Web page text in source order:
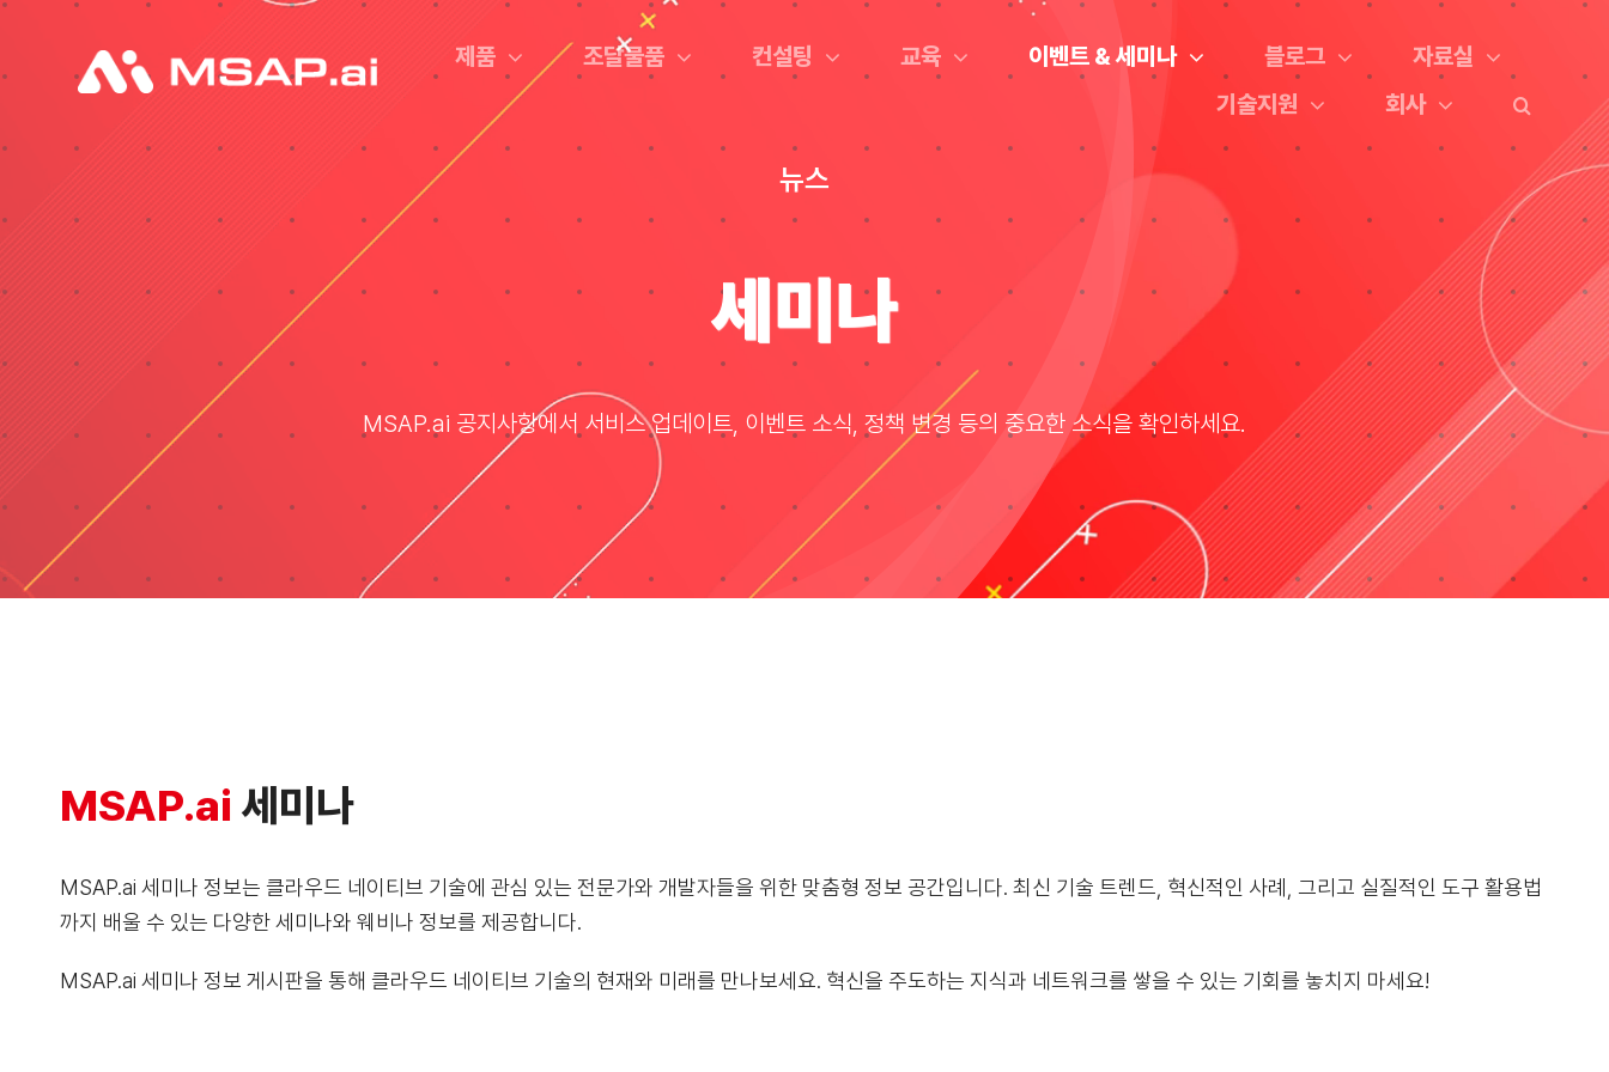
content
제품 조달물품 컨설팅 교육 이벤트 & 세미나 블로그
자료실
기술지원
회사
뉴스
세미나
MSAP.ai 공지사항에서 서비스 업데이트, 이벤트 소식, 정책 변경 등의 중요한 소식을 확인하세요.
MSAP.ai 세미나
MSAP.ai 세미나 정보는 클라우드 네이티브 기술에 관심 있는 전문가와 개발자들을 위한 맞춤형 정보 공간입니다. 최신 기술 트렌드, 혁신적인 사례, 그리고 실질적인 도구 활용법
까지 배울 수 있는 다양한 세미나와 웨비나 정보를 제공합니다.
MSAP.ai 세미나 정보 게시판을 통해 클라우드 네이티브 기술의 현재와 미래를 만나보세요. 혁신을 주도하는 지식과 네트워크를 쌓을 수 있는 기회를 놓치지 마세요!